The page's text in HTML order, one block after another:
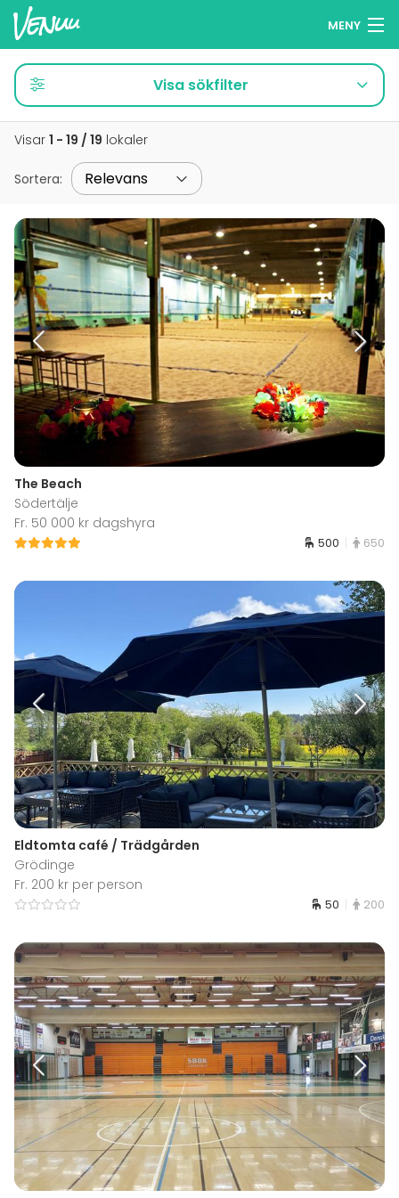
MENY
Sök lokaler
Minneslista
Svenska
Lägg till din lokal
Visa sökfilter
Visar 1 - 19 / 19 lokaler
Sortera:
The Beach
Södertälje
Fr. 50 000 kr dagshyra
500 650
Eldtomta café / Trädgården
Grödinge
Fr. 200 kr per person
50 200